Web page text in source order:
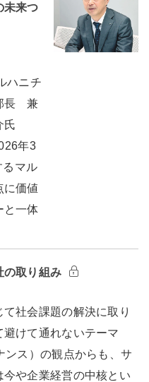
未来つ
ニチ
長 兼
氏
年3
るマル
に価値
と一体
の取り組み
社会課題の解決に取り
けて通れないテーマ
ンス）の観点からも、サ
や企業経営の中核とい